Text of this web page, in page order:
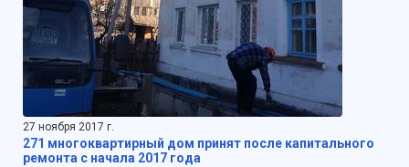
27 ноября 2017 г.
271 многоквартирный дом принят после капитального
ремонта с начала 2017 года